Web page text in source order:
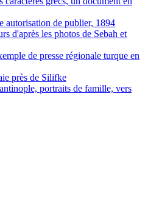
autorisation de publier, 1894
d'après les photos de Sebah et
de presse régionale turque en
près de Silifke
portraits de famille, vers